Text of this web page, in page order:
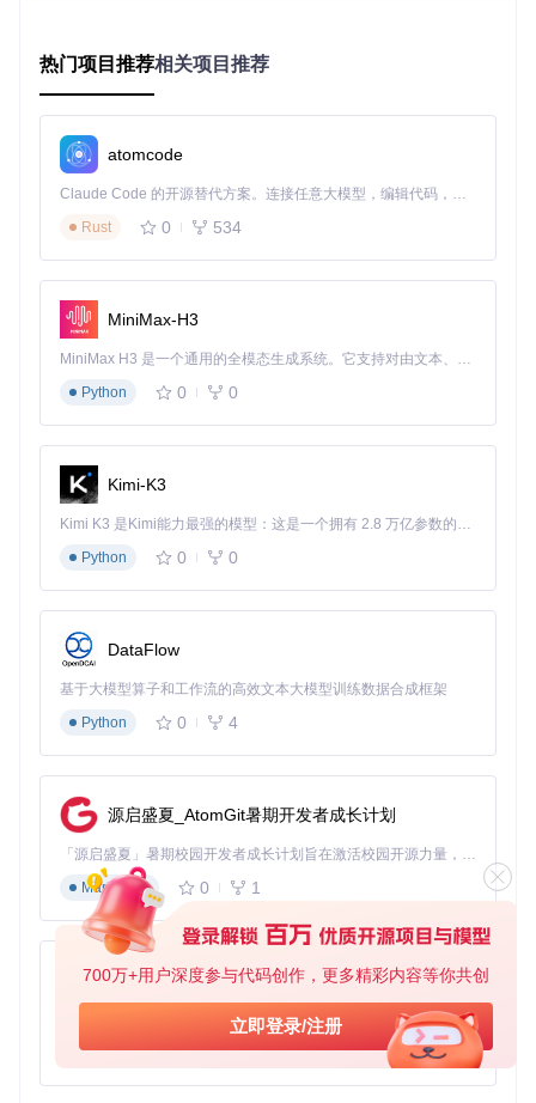
700万+用户深度参与代码创作，更多精彩内容等你共创
立即登录/注册
自然地融入原图。这种模块化设计不仅提升了系统的可维护
性，也为用户提供了灵活的配置空间，可根据具体漫画类型与
硬件条件进行针对性优化。
气泡检测引擎：从像素到语义的精准定位
气泡检测是漫画翻译的基础环节，其性能直接决定后续流程的
质量。Saber-Translator提供多种检测后端，适应不同复杂度
的漫画版面：
气泡检测核心配置（点击展开）
气泡检测的决策流程可概括为：先通过深度学习模型生成初始
检测框，再经过面积过滤与边界优化，最后采用智能排序算法
按阅读顺序排列气泡。这一流程在保持检测精度的同时，确保
了译文排版的合理性。
多引擎OCR系统：应对多样化字体挑战
漫画文本的多样性（手写体、艺术字、特殊符号）要求OCR系
统具备良好的适应性。Saber-Translator采用主备引擎架构，
可根据文本特征自动切换最优识别模型：
OCR引擎配置（点击展开）
实践表明，这种混合引擎方案在多样化漫画文本上的综合识别
率可达91.7%，较单一引擎提升约23%。特别是在处理竖排文
本与特殊字体时，备用引擎的自动切换机制有效降低了识别错
误率。
实战配置：构建高效翻译工作流
翻译服务集成与优化
翻译服务配置（点击展开）
图2：漫画翻译主界面，展示翻译控制选项与实时预览功能
书架管理系统：漫画资源的全生命周期管理
高效的资源管理是批量翻译的基础，Saber-Translator提供完
热门项目推荐相关项目推荐
atomcode
Claude Code 的开源替代方案。连接任意大模型，编辑代码，运行命令，自动验证 — 全自动执行。用 Rust 构建，极致性能。 ｜ An open-source alternative to Claude Code. Connect any LLM, edit code, run commands, and verify changes — autonomously. Built in Rust for speed. Get Started
Rust
0 534
MiniMax-H3
MiniMax H3 是一个通用的全模态生成系统。它支持对由文本、图像、视频和音频组成的多模态上下文进行统一理解，并能生成分辨率高达 2K、时长可达 15 秒的带原生立体声音频的视频。得益于面向任务泛化的系统设计，H3 在预训练阶段就已具备广泛的多模态上下文理解与生成能力，能够出色地执行复杂的多模态指令。
Python
0 0
Kimi-K3
Kimi K3 是Kimi能力最强的模型：这是一个拥有 2.8 万亿参数的混合专家（MoE）模型，具备原生视觉理解能力，并支持 100 万 token 的上下文窗口。
Python
0 0
DataFlow
基于大模型算子和工作流的高效文本大模型训练数据合成框架
Python
0 4
源启盛夏_AtomGit暑期开发者成长计划
「源启盛夏」暑期校园开发者成长计划旨在激活校园开源力量，通过积分激励、认证扶持、资源倾斜等形式，引导高校组织和开发者完成「入驻 — 建项目 — 做贡献 — 获认证 — 得资源」的完整闭环。无论你是想带领社团入驻平台的组织者，还是希望用代码贡献证明自己的开发者，都能在这里找到属于你的成长路径。
Markdown
0 1
py-xiaozhi
基于Python的Xiaozhi AI，适用于想要完整Xiaozhi体验而无需拥有专用硬件的用户。
Python
0 1